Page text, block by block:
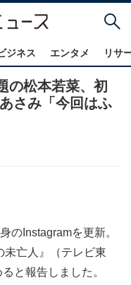
ジネス エンタメ リサ
の松本若菜、初
さみ「今回はふ
のInstagramを更新。
未亡人』（テレビ東
と報告しました。